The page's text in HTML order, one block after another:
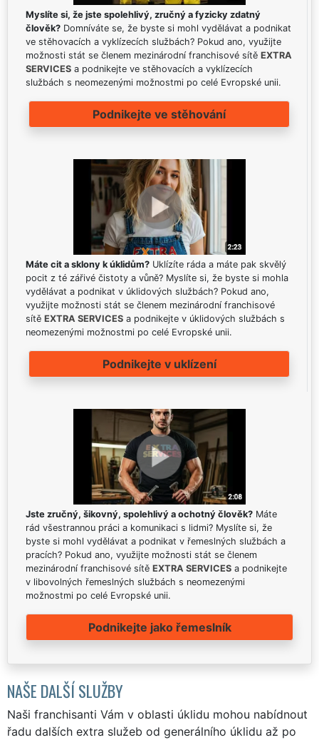
Myslíte si, že jste spolehlivý, zručný a fyzicky zdatný
člověk? Domníváte se, že byste si mohl vydělávat a podnikat
ve stěhovacích a vyklízecích službách? Pokud ano, využijte
možnosti stát se členem mezinárodní franchisové sítě EXTRA
SERVICES a podnikejte ve stěhovacích a vyklízecích
službách s neomezenými možnostmi po celé Evropské unii.
Podnikejte ve stěhování
Máte cit a sklony k úklidům? Uklízíte ráda a máte pak skvělý
pocit z té zářivé čistoty a vůně? Myslíte si, že byste si mohla
vydělávat a podnikat v úklidových službách? Pokud ano,
využijte možnosti stát se členem mezinárodní franchisové
sítě EXTRA SERVICES a podnikejte v úklidových službách s
neomezenými možnostmi po celé Evropské unii.
Podnikejte v uklízení
Jste zručný, šikovný, spolehlivý a ochotný člověk? Máte
rád všestrannou práci a komunikaci s lidmi? Myslíte si, že
byste si mohl vydělávat a podnikat v řemeslných službách a
pracích? Pokud ano, využijte možnosti stát se členem
mezinárodní franchisové sítě EXTRA SERVICES a podnikejte
v libovolných řemeslných službách s neomezenými
možnostmi po celé Evropské unii.
Podnikejte jako řemeslník
NAŠE DALŠÍ SLUŽBY
Naši franchisanti Vám v oblasti úklidu mohou nabídnout
řadu dalších extra služeb od generálního úklidu až po